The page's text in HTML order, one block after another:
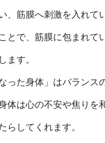
、筋膜へ刺激を入れて
とで、筋膜に包まれて
ます。
った身体」はバランス
体は心の不安や焦りを
らしてくれます。